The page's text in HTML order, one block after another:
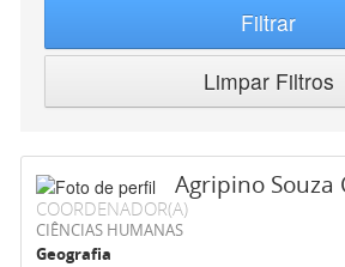
Filtrar
Limpar Filtros
Agripino Souza
COORDENADOR(A)
CIÊNCIAS HUMANAS
Geografia